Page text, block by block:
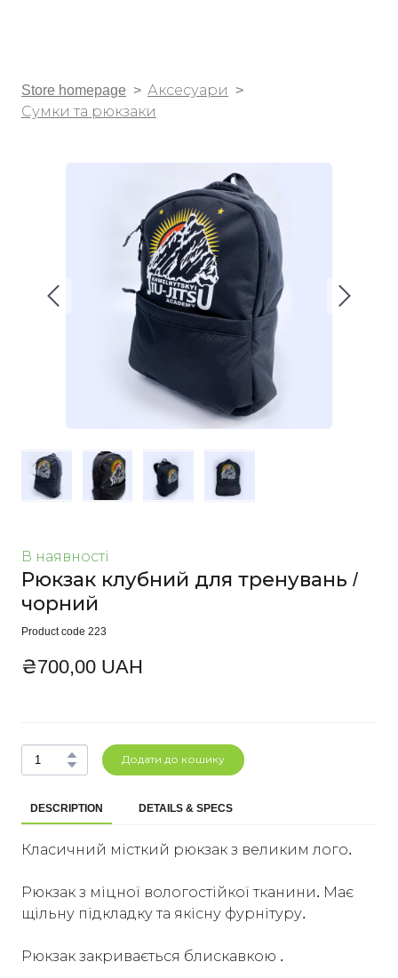
Store homepage
Аксесуари
Сумки та рюкзаки
В наявності
Рюкзак клубний для тренувань /
чорний
Product code 223
₴700,00 UAH
Додати до кошику
DESCRIPTION DETAILS & SPECS
Класичний місткий рюкзак з великим лого.
Рюкзак з міцної вологостійкої тканини. Має
щільну підкладку та якісну фурнітуру.
Рюкзак закривається блискавкою .